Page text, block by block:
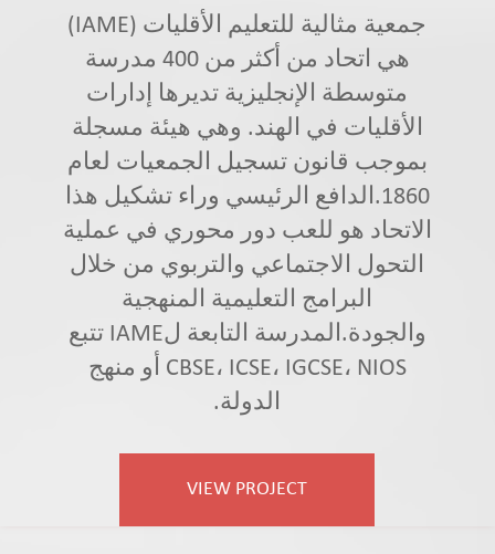
جمعية مثالية للتعليم الأقليات (IAME)
هي اتحاد من أكثر من 400 مدرسة
متوسطة الإنجليزية تديرها إدارات
الأقليات في الهند. وهي هيئة مسجلة
بموجب قانون تسجيل الجمعيات لعام
1860.الدافع الرئيسي وراء تشكيل هذا
الاتحاد هو للعب دور محوري في عملية
التحول الاجتماعي والتربوي من خلال
البرامج التعليمية المنهجية
والجودة.المدرسة التابعة لIAME تتبع
CBSE، ICSE، IGCSE، NIOS أو منهج
الدولة.
VIEW PROJECT